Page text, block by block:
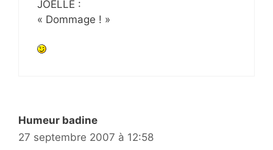
JOELLE :
« Dommage ! »
Humeur badine
27 septembre 2007 à 12:58